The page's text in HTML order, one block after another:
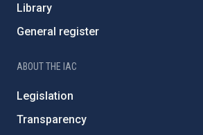
Library
General register
ABOUT THE IAC
Legislation
Transparency